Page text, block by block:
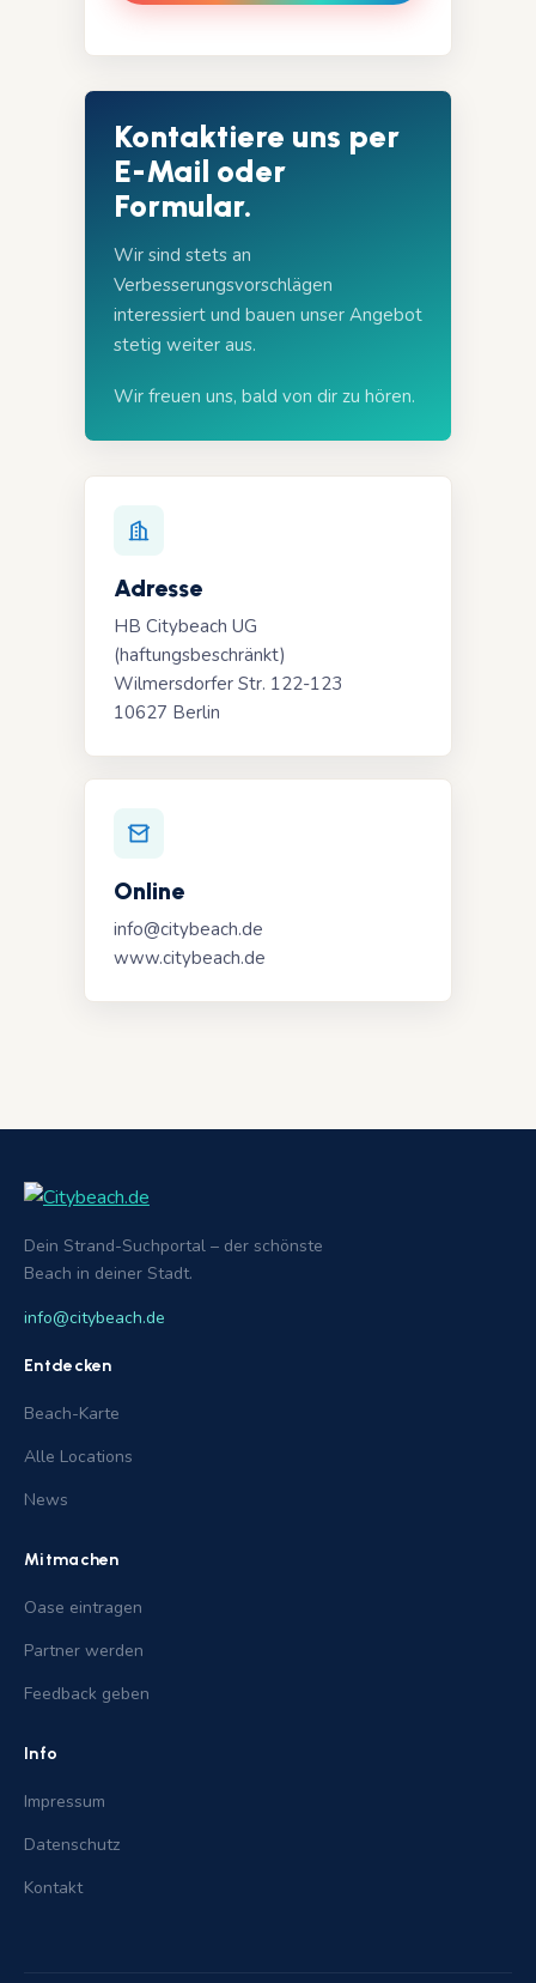
Kontaktiere uns per
E-Mail oder
Formular.
Wir sind stets an
Verbesserungsvorschlägen
interessiert und bauen unser Angebot
stetig weiter aus.
Wir freuen uns, bald von dir zu hören.
Adresse
HB Citybeach UG
(haftungsbeschränkt)
Wilmersdorfer Str. 122-123
10627 Berlin
Online
info@citybeach.de
www.citybeach.de
Dein Strand-Suchportal – der schönste
Beach in deiner Stadt.
info@citybeach.de
Entdecken
Beach-Karte
Alle Locations
News
Mitmachen
Oase eintragen
Partner werden
Feedback geben
Info
Impressum
Datenschutz
Kontakt